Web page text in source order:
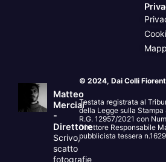
Matteo
Merciai
-
Direttore
Scrivo,
scatto
fotografie
© 2024, Dai Colli
Testata registrata al
della Legge sulla Stampa
R.G. 12957/2021 con
Direttore Responsabile
pubblicista tessera